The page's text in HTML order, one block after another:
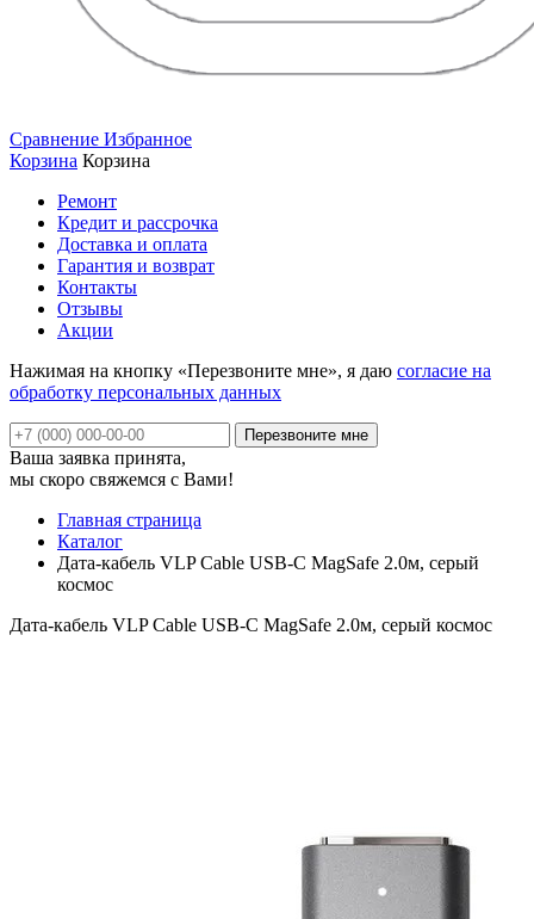
Сравнение Избранное
Корзина Корзина
Ремонт
Кредит и рассрочка
Доставка и оплата
Гарантия и возврат
Контакты
Отзывы
Акции
Нажимая на кнопку «Перезвоните мне», я даю согласие на
обработку персональных данных
Ваша заявка принята,
мы скоро свяжемся с Вами!
Главная страница
Каталог
Дата-кабель VLP Cable USB-C MagSafe 2.0м, серый
космос
Дата-кабель VLP Cable USB-C MagSafe 2.0м, серый космос